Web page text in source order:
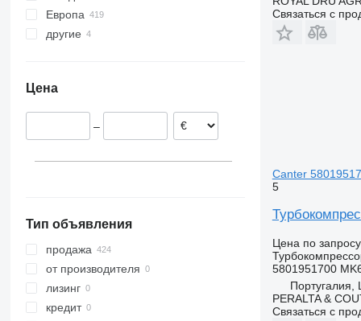
LK
O-series
Unimog
Megane
Midliner
T-series
Tiguan
Touran
S-series
XC
Европа
Румыния
Португалия
Польша
другие
Цена
–
Тип объявления
продажа
от производителя
лизинг
кредит
Связаться с
Canter
5
Цена по запросу
5801951700
Португалия,
PERALTA &
Связаться с